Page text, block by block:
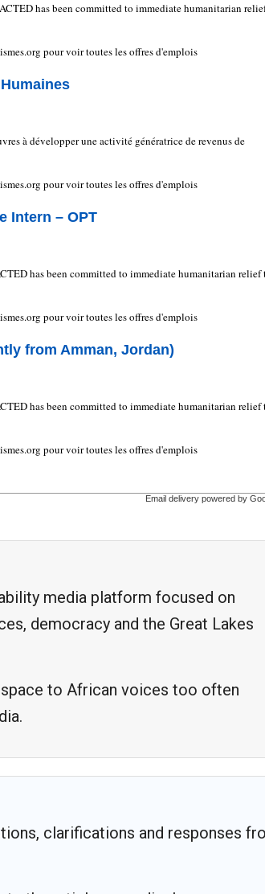
has been committed to immediate humanitarian
pour voir toutes les offres d'emplois
à développer une activité génératrice de revenus de
pour voir toutes les offres d'emplois
Intern – OPT
has been committed to immediate humanitarian relief
pour voir toutes les offres d'emplois
from Amman, Jordan)
has been committed to immediate humanitarian relief
pour voir toutes les offres d'emplois
Email delivery powered by
media platform focused on
democracy and the Great Lakes
to African voices too often
clarifications and responses